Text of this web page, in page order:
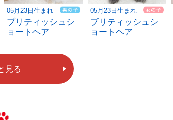
05月23日生まれ
ブリティッシュシ
ョートヘア
05月23日生まれ
ブリティッシュシ
ョートヘア
見る